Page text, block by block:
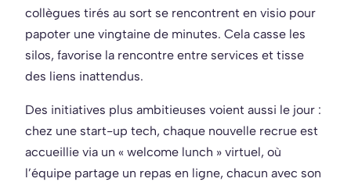
collègues tirés au sort se rencontrent en visio pour
papoter une vingtaine de minutes. Cela casse les
silos, favorise la rencontre entre services et tisse
des liens inattendus.
Des initiatives plus ambitieuses voient aussi le jour :
chez une start-up tech, chaque nouvelle recrue est
accueillie via un « welcome lunch » virtuel, où
l’équipe partage un repas en ligne, chacun avec son